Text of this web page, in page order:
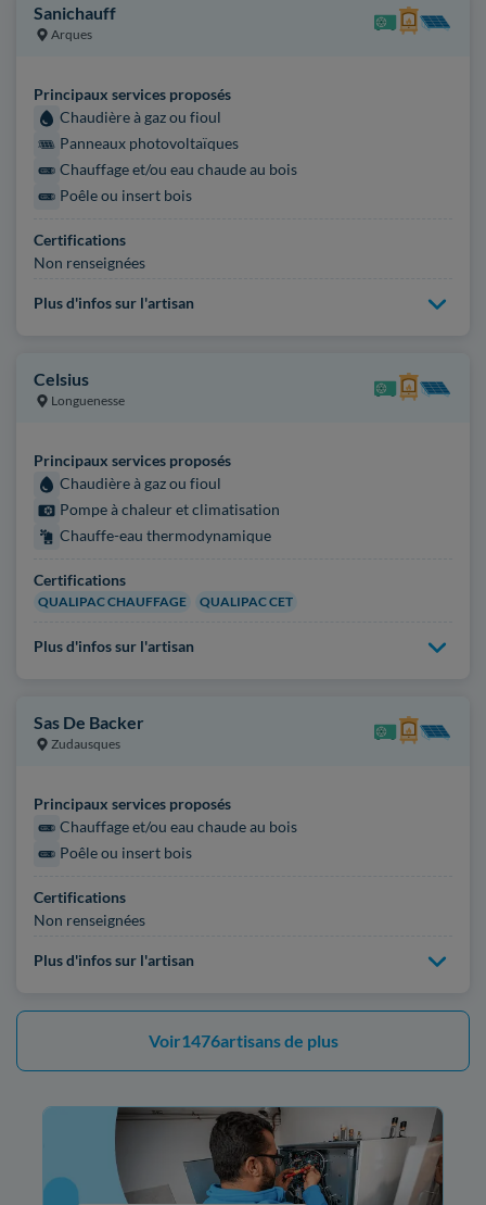
Sanichauff
Arques
Principaux services proposés
Chaudière à gaz ou fioul
Panneaux photovoltaïques
Chauffage et/ou eau chaude au bois
Poêle ou insert bois
Certifications
Non renseignées
Plus d'infos sur l'artisan
Celsius
Longuenesse
Principaux services proposés
Chaudière à gaz ou fioul
Pompe à chaleur et climatisation
Chauffe-eau thermodynamique
Certifications
QUALIPAC CHAUFFAGE QUALIPAC CET
Plus d'infos sur l'artisan
Sas De Backer
Zudausques
Principaux services proposés
Chauffage et/ou eau chaude au bois
Poêle ou insert bois
Certifications
Non renseignées
Plus d'infos sur l'artisan
Voir1476artisans de plus